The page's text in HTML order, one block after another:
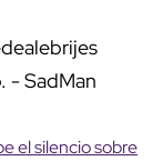
- SadMan
el silencio sobre